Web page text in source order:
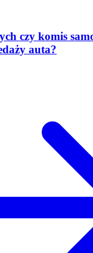
czy komis
auta?